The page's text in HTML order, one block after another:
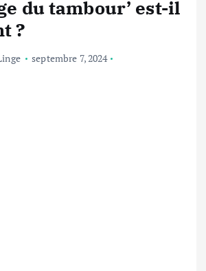
du tambour’ est-il
?
septembre 7, 2024